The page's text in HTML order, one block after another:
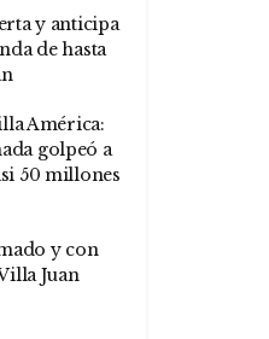
y anticipa
de hasta
América:
golpeó a
50 millones
y con
Juan